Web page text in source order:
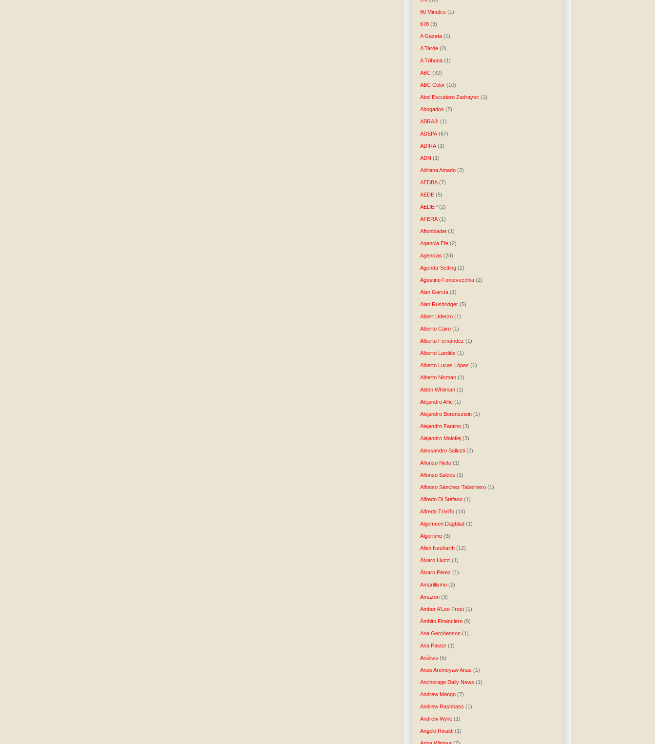
60 Minutes (1)
678 (3)
A Gazeta (1)
A Tarde (2)
A Tribuna (1)
ABC (32)
ABC Color (10)
Abel Escudero Zadrayec (1)
Abogados (2)
ABRAJI (1)
ADEPA (67)
ADIRA (3)
ADN (1)
Adriana Amado (2)
AEDBA (7)
AEDE (5)
AEDEP (2)
AFERA (1)
Aftonbladet (1)
Agencia Efe (2)
Agencias (24)
Agenda-Setting (2)
Agustino Fontevecchia (2)
Alan García (1)
Alan Rusbridger (5)
Albert Uderzo (1)
Alberto Cairo (1)
Alberto Fernández (1)
Alberto Lardiés (1)
Alberto Lucas López (1)
Alberto Nisman (1)
Alden Whitman (1)
Alejandro Alfie (1)
Alejandro Borensztein (1)
Alejandro Fantino (3)
Alejandro Malofiej (3)
Alessandro Sallusti (2)
Alfonso Nieto (1)
Alfonso Salces (1)
Alfonso Sánchez Tabernero (1)
Alfredo Di Stéfano (1)
Alfredo Triviño (14)
Algemeen Dagblad (1)
Algoritmo (3)
Allen Neuharth (12)
Álvaro Liuzzi (1)
Álvaro Pérez (1)
Amarillismo (2)
Amazon (3)
Amber A'Lee Frost (1)
Ámbito Financiero (9)
Ana Gerchenson (1)
Ana Pastor (1)
Análisis (5)
Anas Aremeyaw Anas (1)
Anchorage Daily News (1)
Andrew Mango (7)
Andrew Rashbass (1)
Andrew Wylie (1)
Angelo Rinaldi (1)